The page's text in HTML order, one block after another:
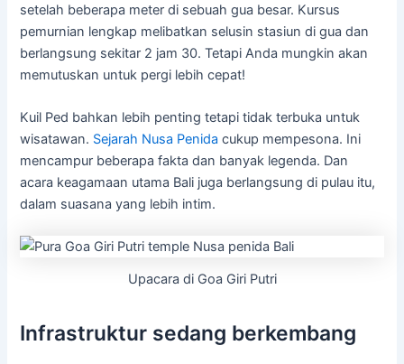
setelah beberapa meter di sebuah gua besar. Kursus
pemurnian lengkap melibatkan selusin stasiun di gua dan
berlangsung sekitar 2 jam 30. Tetapi Anda mungkin akan
memutuskan untuk pergi lebih cepat!
Kuil Ped bahkan lebih penting tetapi tidak terbuka untuk
wisatawan. Sejarah Nusa Penida cukup mempesona. Ini
mencampur beberapa fakta dan banyak legenda. Dan
acara keagamaan utama Bali juga berlangsung di pulau itu,
dalam suasana yang lebih intim.
Upacara di Goa Giri Putri
Infrastruktur sedang berkembang